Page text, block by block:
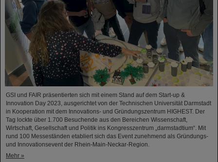
GSI und FAIR präsentierten sich mit einem Stand auf dem Start-up &
Innovation Day 2023, ausgerichtet von der Technischen Universität Darmstadt
in Kooperation mit dem Innovations- und Gründungszentrum HIGHEST. Der
Tag lockte über 1.700 Besuchende aus den Bereichen Wissenschaft,
Wirtschaft, Gesellschaft und Politik ins Kongresszentrum „darmstadtium“. Mit
rund 100 Messeständen etabliert sich das Event zunehmend als Gründungs-
und Innovationsevent der Rhein-Main-Neckar-Region.
Mehr »